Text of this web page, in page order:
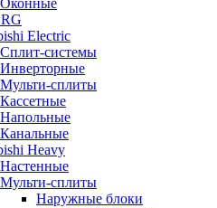
Оконные
Electric
Cплит-системы
Инверторные
Мульти-сплиты
Кассетные
Напольные
Канальные
Heavy
Настенные
Мульти-сплиты
Наружные блоки